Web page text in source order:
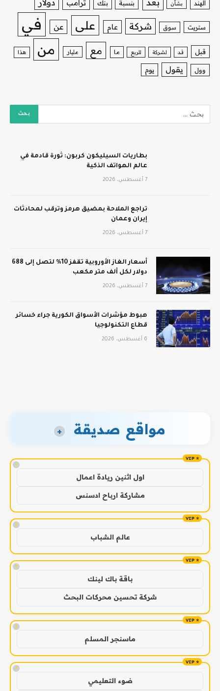
الهند بشأن بعد بنسبة بنك ترامب دولار
ستريت سوق شركة عام على عن في
قبل قد لشركة للربع ما مع مليار من هذا
وول يقول يوم
بطاريات السيليكون كربون: ثورة قادمة في
عالم الهواتف الذكية
7 أغسطس، 2026
تراجع الملاحة بمضيق هرمز وترقب لمحادثات
إيران وعمان
7 أغسطس، 2026
أسعار الغاز الأوروبية تقفز 10% لتصل إلى 688
دولار لكل ألف متر مكعب
7 أغسطس، 2026
هبوط مؤشرات الأسواق الكورية جراء خسائر
قطاع التكنولوجيا
6 أغسطس، 2026
مواقع صديقة +
!
اول اثنين ريادة اعمال
مشاركة ارباح ادسنس
!
عالم الشباب
!
باقة باك لينك
شركة تحسين محركات البحث
!
ماسنجر المسلم
!
ضوء التعليمي